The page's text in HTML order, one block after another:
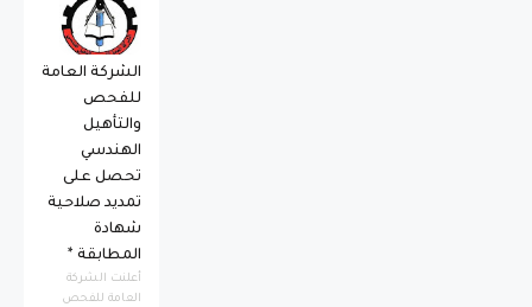
الشركة العامة
للفحص
والتأهيل
الهندسي
تحصل على
تمديد صلاحية
شهادة
المطابقة *
أعلنت الشركة
العامة للفحص